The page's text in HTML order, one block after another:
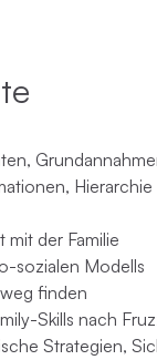
mit der Familie
sozialen Modells
finden
Skills nach
Strategien,